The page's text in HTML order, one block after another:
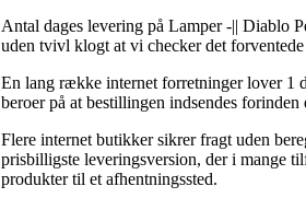
Antal dages levering på Lamper -|| Diablo
uden tvivl klogt at vi checker det
En lang række internet forretninger lover 1
beroer på at bestillingen indsendes
Flere internet butikker sikrer fragt uden
prisbilligste leveringsversion, der i mange
produkter til et afhentningssted.